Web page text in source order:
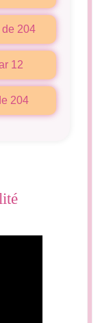
de 204
12
204